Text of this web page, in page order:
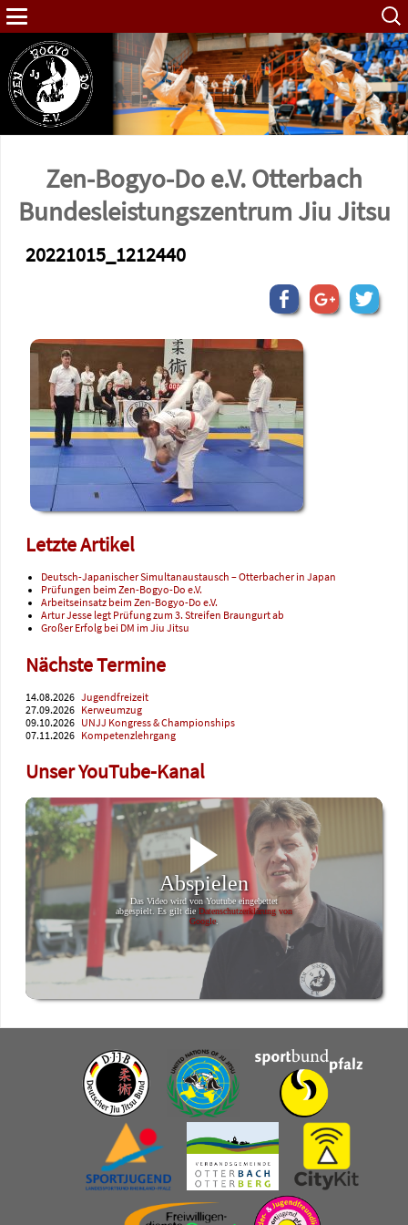
Suche
nach:
Zen-Bogyo-Do e.V. Otterbach
Bundes­leistungs­zentrum Jiu Jitsu
20221015_1212440
Letzte Artikel
Deutsch-Japanischer Simultanaustausch – Otterbacher in Japan
Prüfungen beim Zen-Bogyo-Do e.V.
Arbeitseinsatz beim Zen-Bogyo-Do e.V.
Artur Jesse legt Prüfung zum 3. Streifen Braungurt ab
Großer Erfolg bei DM im Jiu Jitsu
Nächste Termine
14.08.2026 Jugendfreizeit
27.09.2026 Kerweumzug
09.10.2026 UNJJ Kongress & Championships
07.11.2026 Kompetenzlehrgang
Unser YouTube-Kanal